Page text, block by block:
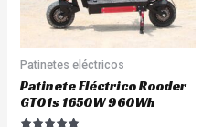
Patinetes eléctricos
Patinete Eléctrico Rooder
GT01s 1650W 960Wh